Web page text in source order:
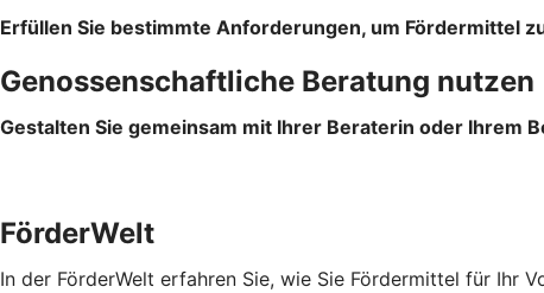
Erfüllen Sie bestimmte Anforderungen, um Fördermittel
Genossenschaftliche Beratung nutzen
Gestalten Sie gemeinsam mit Ihrer Beraterin oder Ihrem
FörderWelt
In der FörderWelt erfahren Sie, wie Sie Fördermittel für Ihr